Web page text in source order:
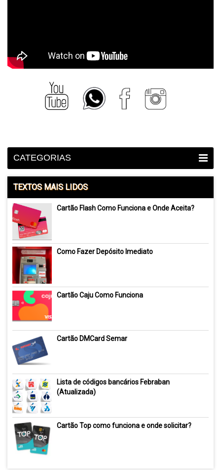
CATEGORIAS
TEXTOS MAIS LIDOS
Cartão Flash Como Funciona e Onde Aceita?
Como Fazer Depósito Imediato
Cartão Caju Como Funciona
Cartão DMCard Semar
Lista de códigos bancários Febraban
(Atualizada)
Cartão Top como funciona e onde solicitar?